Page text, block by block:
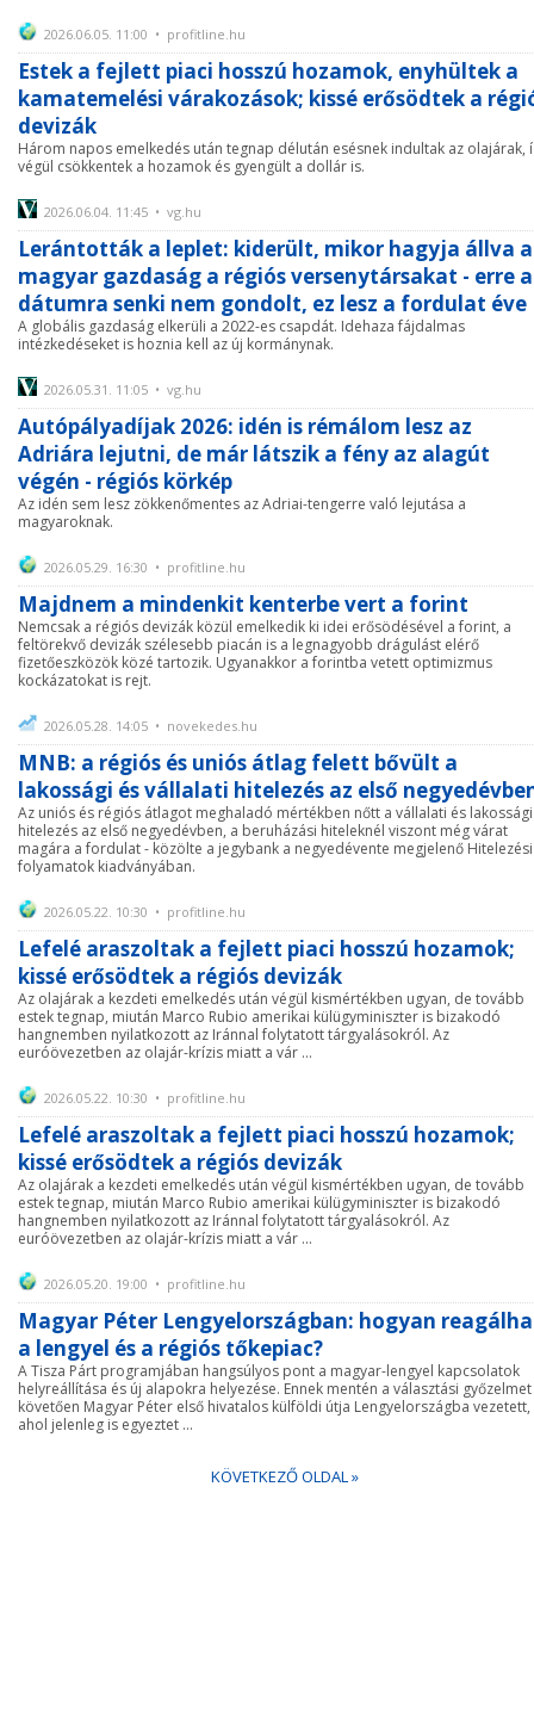
2026.06.05. 11:00 • profitline.hu
Estek a fejlett piaci hosszú hozamok, enyhültek a
kamatemelési várakozások; kissé erősödtek a
devizák
Három napos emelkedés után tegnap délután esésnek indultak az olajárak,
végül csökkentek a hozamok és gyengült a dollár is.
2026.06.04. 11:45 • vg.hu
Lerántották a leplet: kiderült, mikor hagyja állva a
magyar gazdaság a régiós versenytársakat - erre a
dátumra senki nem gondolt, ez lesz a fordulat éve
A globális gazdaság elkerüli a 2022-es csapdát. Idehaza fájdalmas
intézkedéseket is hoznia kell az új kormánynak.
2026.05.31. 11:05 • vg.hu
Autópályadíjak 2026: idén is rémálom lesz az
Adriára lejutni, de már látszik a fény az alagút
végén - régiós körkép
Az idén sem lesz zökkenőmentes az Adriai-tengerre való lejutása a
magyaroknak.
2026.05.29. 16:30 • profitline.hu
Majdnem a mindenkit kenterbe vert a forint
Nemcsak a régiós devizák közül emelkedik ki idei erősödésével a forint, a
feltörekvő devizák szélesebb piacán is a legnagyobb drágulást elérő
fizetőeszközök közé tartozik. Ugyanakkor a forintba vetett optimizmus
kockázatokat is rejt.
2026.05.28. 14:05 • novekedes.hu
MNB: a régiós és uniós átlag felett bővült a
lakossági és vállalati hitelezés az első
Az uniós és régiós átlagot meghaladó mértékben nőtt a vállalati és lakossági
hitelezés az első negyedévben, a beruházási hiteleknél viszont még várat
magára a fordulat - közölte a jegybank a negyedévente megjelenő Hitelezési
folyamatok kiadványában.
2026.05.22. 10:30 • profitline.hu
Lefelé araszoltak a fejlett piaci hosszú hozamok;
kissé erősödtek a régiós devizák
Az olajárak a kezdeti emelkedés után végül kismértékben ugyan, de tovább
estek tegnap, miután Marco Rubio amerikai külügyminiszter is bizakodó
hangnemben nyilatkozott az Iránnal folytatott tárgyalásokról. Az
euróövezetben az olajár-krízis miatt a vár ...
2026.05.22. 10:30 • profitline.hu
Lefelé araszoltak a fejlett piaci hosszú hozamok;
kissé erősödtek a régiós devizák
Az olajárak a kezdeti emelkedés után végül kismértékben ugyan, de tovább
estek tegnap, miután Marco Rubio amerikai külügyminiszter is bizakodó
hangnemben nyilatkozott az Iránnal folytatott tárgyalásokról. Az
euróövezetben az olajár-krízis miatt a vár ...
2026.05.20. 19:00 • profitline.hu
Magyar Péter Lengyelországban: hogyan
a lengyel és a régiós tőkepiac?
A Tisza Párt programjában hangsúlyos pont a magyar-lengyel kapcsolatok
helyreállítása és új alapokra helyezése. Ennek mentén a választási győzelmet
követően Magyar Péter első hivatalos külföldi útja Lengyelországba vezetett,
ahol jelenleg is egyeztet ...
KÖVETKEZŐ OLDAL »